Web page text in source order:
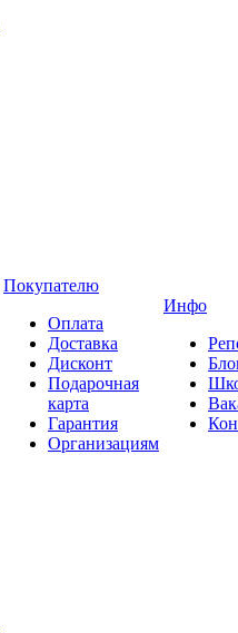
Покупателю
Оплата
Доставка
Дисконт
Подарочная
карта
Гарантия
Организациям
Инфо